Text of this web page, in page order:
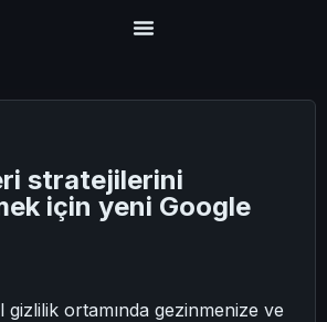
stratejilerini
için yeni Google
gizlilik ortamında gezinmenize ve